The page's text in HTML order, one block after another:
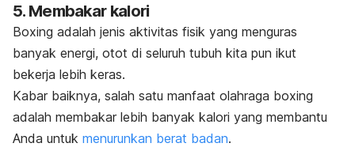
5. Membakar kalori
Boxing adalah jenis aktivitas fisik yang menguras
banyak energi, otot di seluruh tubuh kita pun ikut
bekerja lebih keras.
Kabar baiknya, salah satu manfaat olahraga boxing
adalah membakar lebih banyak kalori yang membantu
Anda untuk menurunkan berat badan.